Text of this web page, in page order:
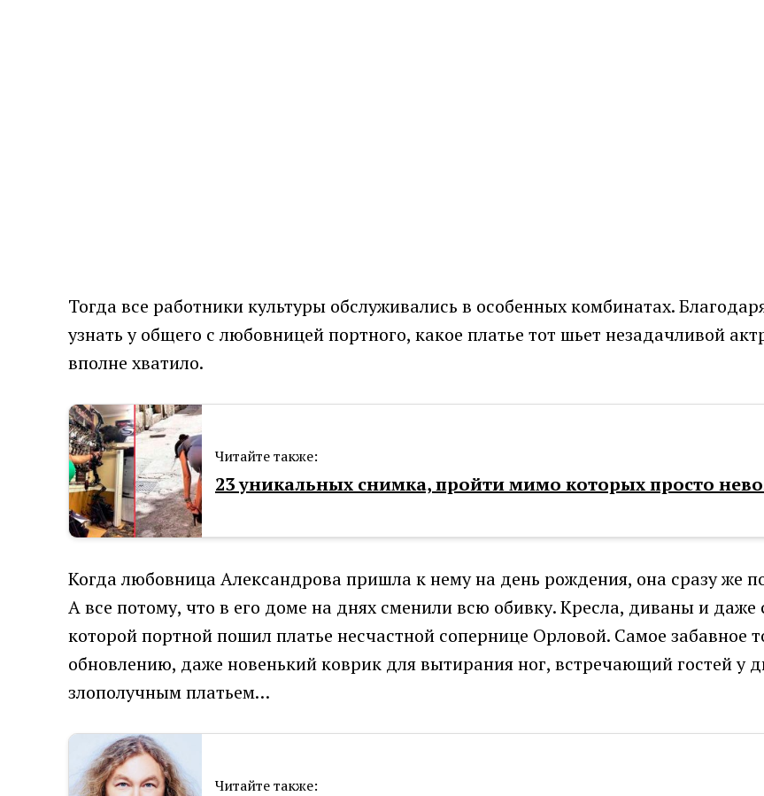
Тогда все работники культуры обслуживались в особенных комбинатах.
узнать у общего с любовницей портного, какое платье тот шьет незадачливой
вполне хватило.
Читайте также:
23 уникальных снимка, пройти мимо которых просто
Когда любовница Александрова пришла к нему на день рождения, она сразу же
А все потому, что в его доме на днях сменили всю обивку. Кресла, диваны и
которой портной пошил платье несчастной сопернице Орловой. Самое забавное
обновлению, даже новенький коврик для вытирания ног, встречающий гостей у
злополучным платьем…
Читайте также: